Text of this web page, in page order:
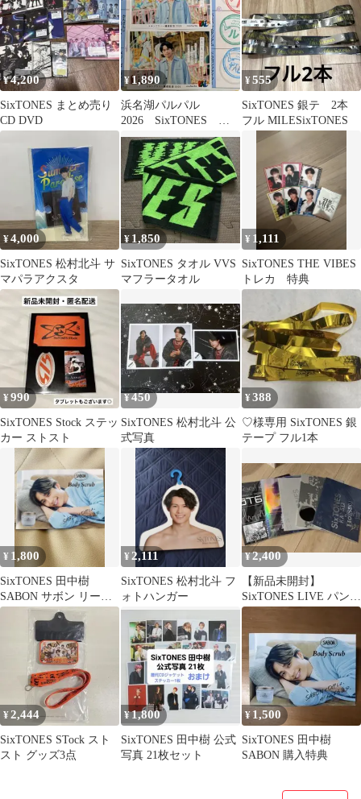
AnniVERSARY」オリジ
ナルフォト/公式生写真
¥4,200
SixTONES まとめ売り
CD DVD
¥1,890
浜名湖パルパル
2026 SixTONES 松
村北斗 限定ステッカ
ー 2枚セット
¥555
SixTONES 銀テ 2本
フル MILESixTONES
¥4,000
SixTONES 松村北斗 サ
マパラアクスタ
¥ 1,850
SixTONES タオル VVS
マフラータオル
¥ 1,111
SixTONES THE VIBES
トレカ 特典
¥990
SixTONES Stock ステッ
カー ストスト
¥450
SixTONES 松村北斗 公
式写真
¥388
♡様専用 SixTONES 銀
テープ フル1本
¥ 1,800
SixTONES 田中樹
SABON サボン リーフ
レット パンフレット 特
¥ 2,111
SixTONES 松村北斗 フ
ォトハンガー
¥2,400
【新品未開封】
SixTONES LIVE パンフ
レット
¥2,444
SixTONES STock スト
スト グッズ3点
¥ 1,800
SixTONES 田中樹 公式
写真 21枚セット
¥ 1,500
SixTONES 田中樹
SABON 購入特典